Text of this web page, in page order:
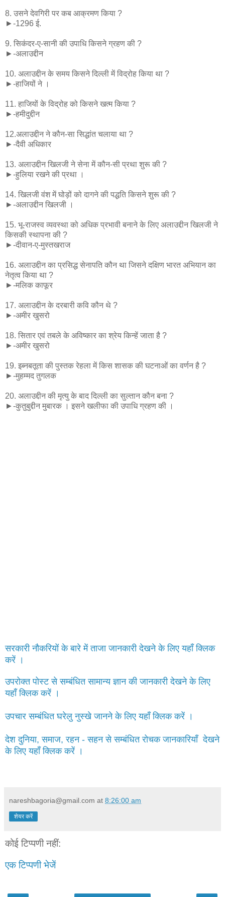
8. उसने देवगिरी पर कब आक्रमण किया ?
►-1296 ई.
9. सिकंदर-ए-सानी की उपाधि किसने ग्रहण की ?
►-अलाउद्दीन
10. अलाउद्दीन के समय किसने दिल्ली में विद्रोह किया था ?
►-हाजियों ने ।
11. हाजियों के विद्रोह को किसने खत्म किया ?
►-हमीदुद्दीन
12.अलाउद्दीन ने कौन-सा सिद्धांत चलाया था ?
►-दैवी अधिकार
13. अलाउद्दीन खिलजी ने सेना में कौन-सी प्रथा शुरू की ?
►-हुलिया रखने की प्रथा ।
14. खिलजी वंश में घोड़ों को दागने की पद्धति किसने शुरू की ?
►-अलाउद्दीन खिलजी ।
15. भू-राजस्व व्यवस्था को अधिक प्रभावी बनाने के लिए अलाउद्दीन खिलजी ने
किसकी स्थापना की ?
►-दीवान-ए-मुस्तखराज
16. अलाउद्दीन का प्रसिद्ध सेनापति कौन था जिसने दक्षिण भारत अभियान का
नेतृत्व किया था ?
►-मलिक काफूर
17. अलाउद्दीन के दरबारी कवि कौन थे ?
►-अमीर खुसरो
18. सितार एवं तबले के अविष्कार का श्रेय किन्हें जाता है ?
►-अमीर खुसरो
19. इब्नबतूता की पुस्तक रेहला में किस शासक की घटनाओं का वर्णन है ?
►-मुहम्मद तुगलक
20. अलाउद्दीन की मृत्यु के बाद दिल्ली का सुल्तान कौन बना ?
►-कुतुबुद्दीन मुबारक । इसने खलीफा की उपाधि ग्रहण की ।
सरकारी नौकरियों के बारे में ताजा जानकारी देखने के लिए यहाँ क्लिक
करें ।
उपरोक्त पोस्ट से सम्बंधित सामान्य ज्ञान की जानकारी देखने के लिए
यहाँ क्लिक करें ।
उपचार सम्बंधित घरेलु नुस्खे जानने के लिए यहाँ क्लिक करें ।
देश दुनिया, समाज, रहन - सहन से सम्बंधित रोचक जानकारियाँ देखने
के लिए यहाँ क्लिक करें ।
nareshbagoria@gmail.com at 8:26:00 am
शेयर करें
कोई टिप्पणी नहीं:
एक टिप्पणी भेजें